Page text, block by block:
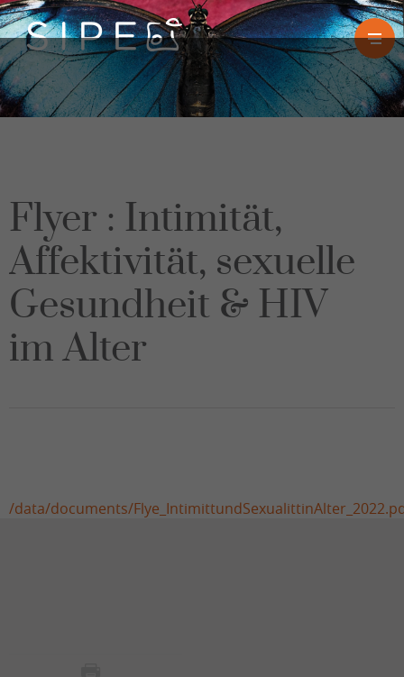
Flyer : Intimität,
Affektivität, sexuelle
Gesundheit & HIV
im Alter
/data/documents/